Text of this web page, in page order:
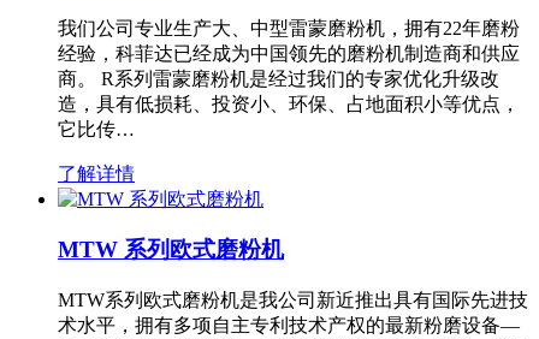
我们公司专业生产大、中型雷蒙磨粉机，拥有22年磨粉
经验，科菲达已经成为中国领先的磨粉机制造商和供应
商。 R系列雷蒙磨粉机是经过我们的专家优化升级改
造，具有低损耗、投资小、环保、占地面积小等优点，
它比传…
了解详情
MTW 系列欧式磨粉机
MTW系列欧式磨粉机是我公司新近推出具有国际先进技
术水平，拥有多项自主专利技术产权的最新粉磨设备—